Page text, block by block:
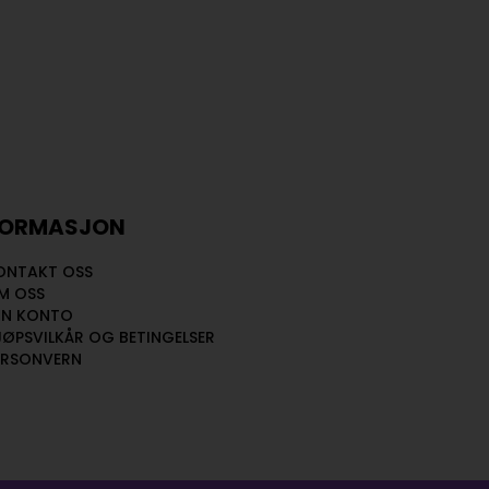
OSS
OSS
KONTO
OG BETINGELSER